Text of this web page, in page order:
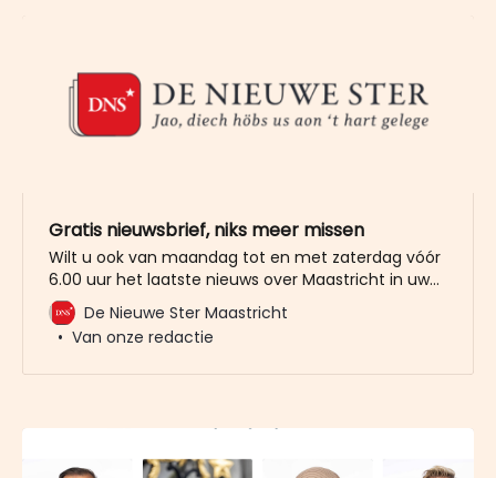
Gratis nieuwsbrief, niks meer missen
Wilt u ook van maandag tot en met zaterdag vóór
6.00 uur het laatste nieuws over Maastricht in uw
mailbox? Meld u dan gratis aan voor de nieuwbrief
van De Nieuwe Ster. Meer dan 20.000 trouwe lezers
gingen u al voor. Het enige wat wij van u vragen
De Nieuwe Ster Maastricht
Van onze redactie